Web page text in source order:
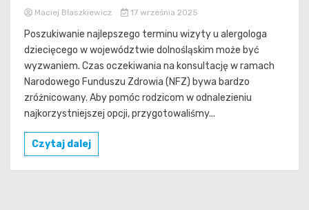
Maciej Błaszkiewicz 17 września 2025
Poszukiwanie najlepszego terminu wizyty u alergologa
dziecięcego w województwie dolnośląskim może być
wyzwaniem. Czas oczekiwania na konsultację w ramach
Narodowego Funduszu Zdrowia (NFZ) bywa bardzo
zróżnicowany. Aby pomóc rodzicom w odnalezieniu
najkorzystniejszej opcji, przygotowaliśmy...
Czytaj dalej